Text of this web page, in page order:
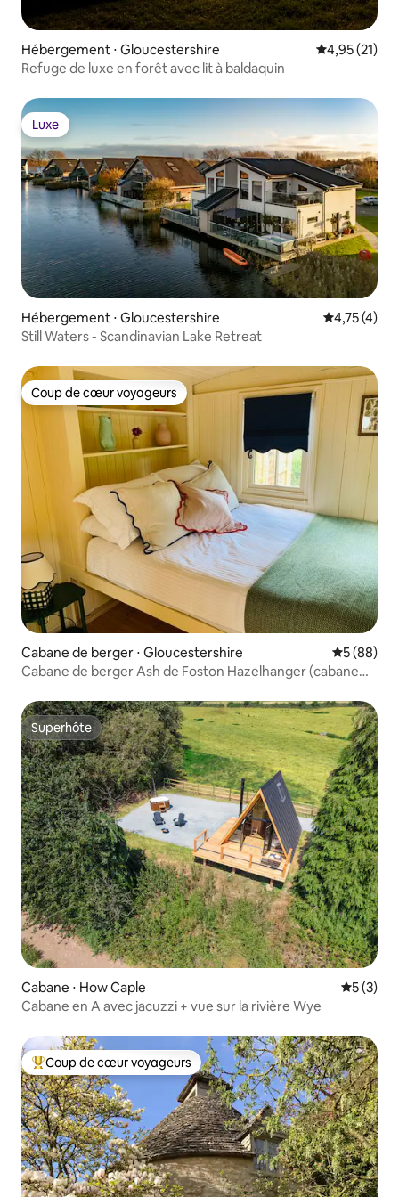
Hébergement ⋅ Gloucestershire Évaluation
4,95 (21)
Refuge de luxe en forêt avec lit à baldaquin
Luxe
Luxe
Hébergement ⋅ Gloucestershire Évaluation
4,75 (4)
Still Waters - Scandinavian Lake Retreat
Coup de cœur voyageurs
Coup de cœur voyageurs
Cabane de berger ⋅ Gloucestershire
5 (88)
Cabane de berger Ash de Foston Hazelhanger (cabane
Superhôte
Superhôte
Cabane ⋅ How Caple
5 (3)
Cabane en A avec jacuzzi + vue sur la rivière Wye
Coups de cœur voyageurs les plus appréciés
Coup de cœur voyageurs